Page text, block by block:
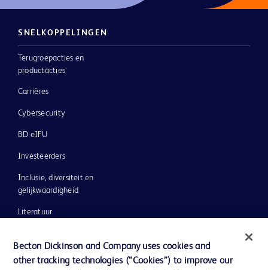
SNELKOPPELINGEN
Terugroepacties en
productacties
Carrières
Cybersecurity
BD eIFU
Investeerders
Inclusie, diversiteit en
gelijkwaardigheid
Literatuur
Ons bedrijf
Becton Dickinson and Company uses cookies and
other tracking technologies (“Cookies”) to improve our